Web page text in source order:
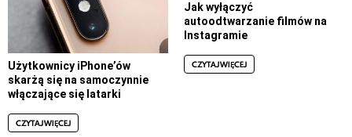
Użytkownicy iPhone’ów
skarżą się na samoczynnie
włączające się latarki
CZYTAJ WIĘCEJ
Jak wyłączyć
autoodtwarzanie filmów na
Instagramie
CZYTAJ WIĘCEJ